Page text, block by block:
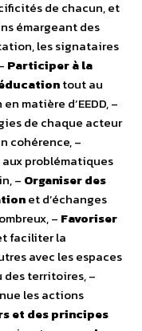
de chacun, et
émargeant des
les signataires
Participer à la
tout au
matière d’EEDD, –
de chaque acteur
cohérence, –
aux problématiques
– Organiser des
et d’échanges
– Favoriser
faciliter la
avec les espaces
territoires, –
les actions
et des principes